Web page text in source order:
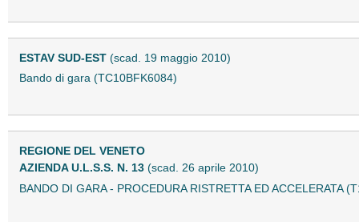
ESTAV SUD-EST (scad. 19 maggio 2010)
Bando di gara (TC10BFK6084)
REGIONE DEL VENETO
AZIENDA U.L.S.S. N. 13 (scad. 26 aprile 2010)
BANDO DI GARA - PROCEDURA RISTRETTA ED ACCELERATA